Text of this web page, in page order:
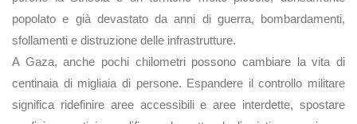
popolato e già devastato da anni di guerra, bombardamenti,
sfollamenti e distruzione delle infrastrutture.
A Gaza, anche pochi chilometri possono cambiare la vita di
centinaia di migliaia di persone. Espandere il controllo militare
significa ridefinire aree accessibili e aree interdette, spostare